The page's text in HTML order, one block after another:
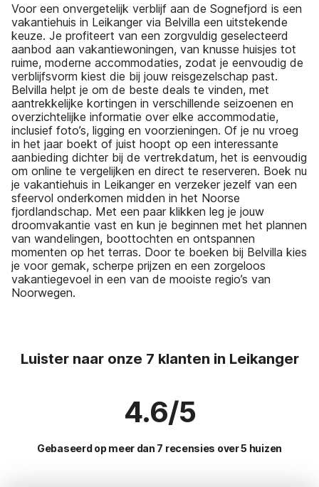
Voor een onvergetelijk verblijf aan de Sognefjord is een
vakantiehuis in Leikanger via Belvilla een uitstekende
keuze. Je profiteert van een zorgvuldig geselecteerd
aanbod aan vakantiewoningen, van knusse huisjes tot
ruime, moderne accommodaties, zodat je eenvoudig de
verblijfsvorm kiest die bij jouw reisgezelschap past.
Belvilla helpt je om de beste deals te vinden, met
aantrekkelijke kortingen in verschillende seizoenen en
overzichtelijke informatie over elke accommodatie,
inclusief foto’s, ligging en voorzieningen. Of je nu vroeg
in het jaar boekt of juist hoopt op een interessante
aanbieding dichter bij de vertrekdatum, het is eenvoudig
om online te vergelijken en direct te reserveren. Boek nu
je vakantiehuis in Leikanger en verzeker jezelf van een
sfeervol onderkomen midden in het Noorse
fjordlandschap. Met een paar klikken leg je jouw
droomvakantie vast en kun je beginnen met het plannen
van wandelingen, boottochten en ontspannen
momenten op het terras. Door te boeken bij Belvilla kies
je voor gemak, scherpe prijzen en een zorgeloos
vakantiegevoel in een van de mooiste regio’s van
Noorwegen.
Luister naar onze 7 klanten in Leikanger
4.6/5
Gebaseerd op meer dan 7 recensies over 5 huizen